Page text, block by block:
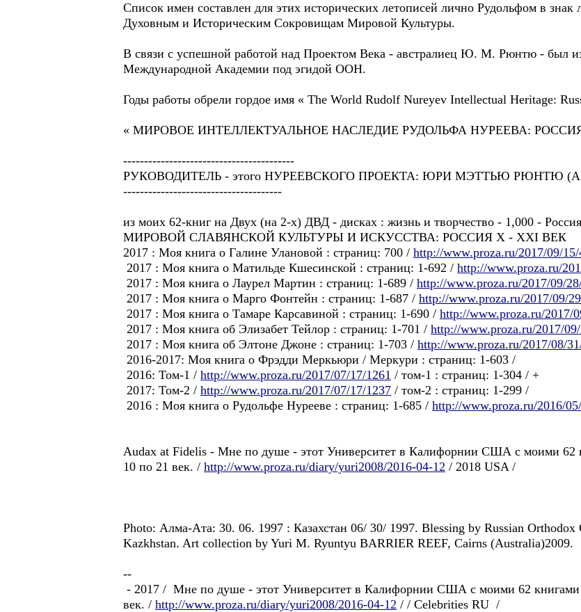
Список имен составлен для этих исторических летописей лично Рудольфом в
Духовным и Историческим Сокровищам Мировой Культуры.
В связи с успешной работой над Проектом Века - австралиец Ю. М. Рюнтю - был
Международной Академии под эгидой ООН.
Годы работы обрели гордое имя « The World Rudolf Nureyev Intellectual Heritage:
« МИРОВОЕ ИНТЕЛЛЕКТУАЛЬНОЕ НАСЛЕДИЕ РУДОЛЬФА НУРЕЕВА:
-----------------------------------------
РУКОВОДИТЕЛЬ - этого НУРЕЕВСКОГО ПРОЕКТА: ЮРИ МЭТТЬЮ РЮНТЮ
--------------------------------------
из моих 62-книг на Двух (на 2-х) ДВД - дисках : жизнь и творчество - 1,000 -
МИРОВОЙ СЛАВЯНСКОЙ КУЛЬТУРЫ И ИСКУССТВА: РОССИЯ Х - ХХI ВЕК
2017 : Моя книга о Галине Улановой : страниц: 700 / http://www.proza.ru/2017/09/15/
2017 : Моя книга о Матильде Кшесинской : страниц: 1-692 / http://www.proza.ru/
2017 : Моя книга о Лаурел Мартин : страниц: 1-689 / http://www.proza.ru/2017/09/
2017 : Моя книга о Марго Фонтейн : страниц: 1-687 / http://www.proza.ru/2017/09/
2017 : Моя книга о Тамаре Карсавиной : страниц: 1-690 / http://www.proza.ru/2017/
2017 : Моя книга об Элизабет Тейлор : страниц: 1-701 / http://www.proza.ru/2017/
2017 : Моя книга об Элтоне Джоне : страниц: 1-703 / http://www.proza.ru/2017/08/
2016-2017: Моя книга о Фрэдди Меркьюри / Меркури : страниц: 1-603 /
2016: Том-1 / http://www.proza.ru/2017/07/17/1261 / том-1 : страниц: 1-304 / +
2017: Том-2 / http://www.proza.ru/2017/07/17/1237 / том-2 : страниц: 1-299 /
2016 : Моя книга о Рудольфе Нурееве : страниц: 1-685 / http://www.proza.ru/2016/
Audax at Fidelis - Мне по душе - этот Университет в Калифорнии США с моими 62
10 по 21 век. / http://www.proza.ru/diary/yuri2008/2016-04-12 / 2018 USA /
Photo: Алма-Aтa: 30. 06. 1997 : Казахстан 06/ 30/ 1997. Blessing by Russian
Kazkhstan. Art collection by Yuri M. Ryuntyu BARRIER REEF, Cairns (Australia)2009.
--
- 2017 / Мне по душе - этот Университет в Калифорнии США с моими 62 книгами
век. / http://www.proza.ru/diary/yuri2008/2016-04-12 / / Celebrities RU /